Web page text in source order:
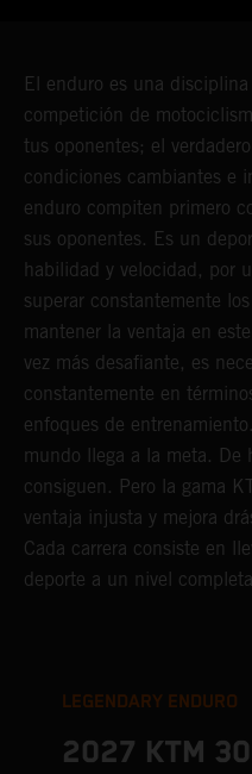
El enduro es una
competición de
tus oponentes; el
condiciones cambiantes e
enduro compiten primero
sus oponentes. Es un
habilidad y velocidad, por
superar constantemente
mantener la ventaja en
vez más desafiante, es
constantemente en
enfoques de
mundo llega a la meta. De
consiguen. Pero la gama
ventaja injusta y mejora
Cada carrera consiste en
deporte a un nivel
LEGENDARY ENDURO
2027 KTM